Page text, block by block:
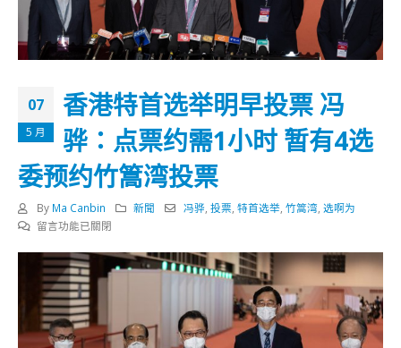
07
5 月
香港特首选举明早投票 冯
骅：点票约需1小时 暂有4选
委预约竹篙湾投票
By Ma Canbin 新聞 冯骅,投票,特首选举,竹篙湾,选啊为
在
港
特
首
选
举
留言功能已關閉